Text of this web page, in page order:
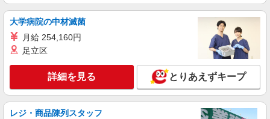
派遣社員
株式会社kotrio /●FK-H-2028583
≪田川市≫日勤のみ＆残業ナシ！お迎えに間に
時給1450円〜2062円 ＜日払い有/週払い有/交
通費全支給(ガソリン代含む)＞
最寄り：田川伊田駅
大学病院の中材滅菌
月給 254,160円
足立区
詳細を見る とりあえずキープ
レジ・商品陳列スタッフ